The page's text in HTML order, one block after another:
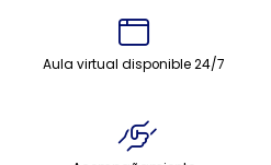
Aula virtual disponible 24/7